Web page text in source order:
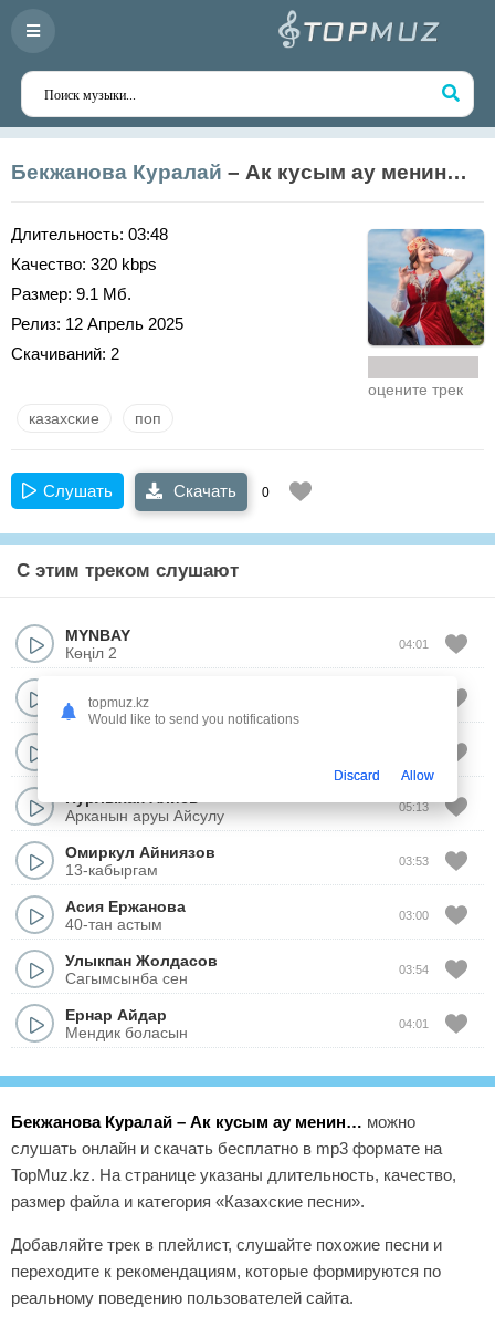
Бекжанова Куралай – Ак кусым ау менин…
Длительность: 03:48
Качество: 320 kbps
Размер: 9.1 Мб.
Релиз: 12 Апрель 2025
Скачиваний: 2
оцените трек
казахские поп
Слушать Скачать 0
С этим треком слушают
MYNBAY
Көңіл 2
04:01
Жаман кыз
Арканын аруы Айсулу
05:13
Омиркул Айниязов
13-кабыргам
03:53
Асия Ержанова
40-тан астым
03:00
Улыкпан Жолдасов
Сагымсынба сен
03:54
Ернар Айдар
Мендик боласын
04:01
Бекжанова Куралай – Ак кусым ау менин… можно
слушать онлайн и скачать бесплатно в mp3 формате на
TopMuz.kz. На странице указаны длительность, качество,
размер файла и категория «Казахские песни».
Добавляйте трек в плейлист, слушайте похожие песни и
переходите к рекомендациям, которые формируются по
реальному поведению пользователей сайта.
topmuz.kz
Would like to send you notifications
Discard Allow